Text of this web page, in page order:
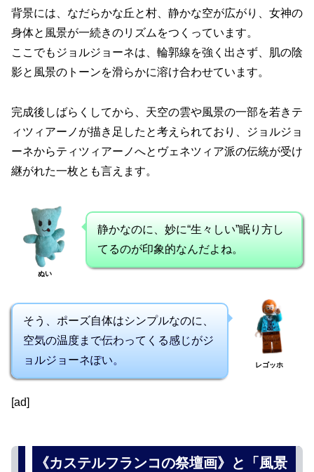
背景には、なだらかな丘と村、静かな空が広がり、女神の
身体と風景が一続きのリズムをつくっています。
ここでもジョルジョーネは、輪郭線を強く出さず、肌の陰
影と風景のトーンを滑らかに溶け合わせています。
完成後しばらくしてから、天空の雲や風景の一部を若きテ
ィツィアーノが描き足したと考えられており、ジョルジョ
ーネからティツィアーノへとヴェネツィア派の伝統が受け
継がれた一枚とも言えます。
ぬい
静かなのに、妙に“生々しい”眠り方し
てるのが印象的なんだよね。
そう、ポーズ自体はシンプルなのに、
空気の温度まで伝わってくる感じがジ
ョルジョーネぽい。
レゴッホ
[ad]
《カステルフランコの祭壇画》と「風景